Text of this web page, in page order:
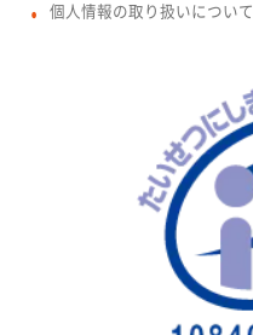
● 個人情報の取り扱いについて